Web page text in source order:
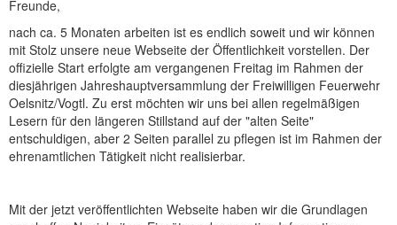
Freunde,
nach ca. 5 Monaten arbeiten ist es endlich soweit und wir können
mit Stolz unsere neue Webseite der Öffentlichkeit vorstellen. Der
offizielle Start erfolgte am vergangenen Freitag im Rahmen der
diesjährigen Jahreshauptversammlung der Freiwilligen Feuerwehr
Oelsnitz/Vogtl. Zu erst möchten wir uns bei allen regelmäßigen
Lesern für den längeren Stillstand auf der "alten Seite"
entschuldigen, aber 2 Seiten parallel zu pflegen ist im Rahmen der
ehrenamtlichen Tätigkeit nicht realisierbar.
Mit der jetzt veröffentlichten Webseite haben wir die Grundlagen